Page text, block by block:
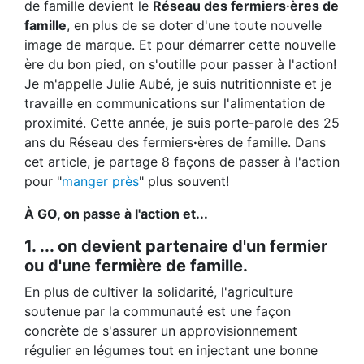
de famille devient le Réseau des fermiers·ères de
famille, en plus de se doter d'une toute nouvelle
image de marque. Et pour démarrer cette nouvelle
ère du bon pied, on s'outille pour passer à l'action!
Je m'appelle Julie Aubé, je suis nutritionniste et je
travaille en communications sur l'alimentation de
proximité. Cette année, je suis porte-parole des 25
ans du Réseau des fermiers·ères de famille. Dans
cet article, je partage 8 façons de passer à l'action
pour "manger près" plus souvent!
À GO, on passe à l'action et...
1. ... on devient partenaire d'un fermier
ou d'une fermière de famille.
En plus de cultiver la solidarité, l'agriculture
soutenue par la communauté est une façon
concrète de s'assurer un approvisionnement
régulier en légumes tout en injectant une bonne